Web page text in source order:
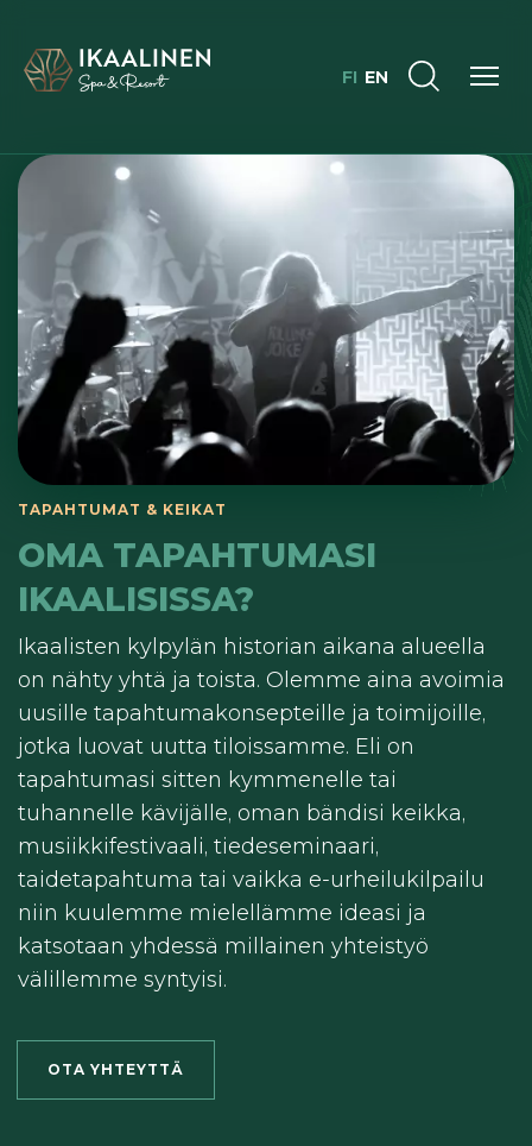
FI EN
TAPAHTUMAT & KEIKAT
OMA TAPAHTUMASI
IKAALISISSA?
Ikaalisten kylpylän historian aikana alueella
on nähty yhtä ja toista. Olemme aina avoimia
uusille tapahtumakonsepteille ja toimijoille,
jotka luovat uutta tiloissamme. Eli on
tapahtumasi sitten kymmenelle tai
tuhannelle kävijälle, oman bändisi keikka,
musiikkifestivaali, tiedeseminaari,
taidetapahtuma tai vaikka e-urheilukilpailu
niin kuulemme mielellämme ideasi ja
katsotaan yhdessä millainen yhteistyö
välillemme syntyisi.
OTA YHTEYTTÄ